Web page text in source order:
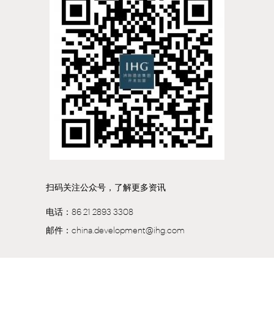
扫码关注公众号，了解更多资讯
电话：86 21 2893 3308
邮件：china.development@ihg.com